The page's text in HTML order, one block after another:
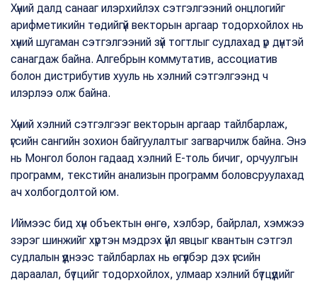
Хүний далд санааг илэрхийлэх сэтгэлгээний онцлогийг
арифметикийн төдийгүй векторын аргаар тодорхойлох нь
хүний шугаман сэтгэлгээний зүй тогтлыг судлахад үр дүнтэй
санагдаж байна. Алгебрын коммутатив, ассоциатив
болон дистрибутив хууль нь хэлний сэтгэлгээнд ч
илэрлээ олж байна.
Хүний хэлний сэтгэлгээг векторын аргаар тайлбарлаж,
үгсийн сангийн зохион байгуулалтыг загварчилж байна. Энэ
нь Монгол болон гадаад хэлний Е-толь бичиг, орчуулгын
программ, текстийн анализын программ боловсруулахад
ач холбогдолтой юм.
Иймээс бид хүн объектын өнгө, хэлбэр, байрлал, хэмжээ
зэрэг шинжийг хүртэн мэдрэх үйл явцыг квантын сэтгэл
судлалын үүднээс тайлбарлах нь өгүүлбэр дэх үгсийн
дараалал, бүтцийг тодорхойлох, улмаар хэлний бүтцүүдийг